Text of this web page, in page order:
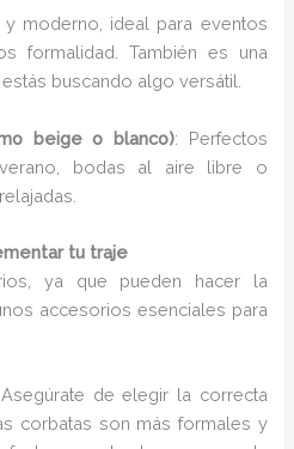
y moderno, ideal para eventos
formalidad. También es una
buscando algo versátil.
beige o blanco): Perfectos
bodas al aire libre o
tu traje
ya que pueden hacer la
accesorios esenciales para
de elegir la correcta
corbatas son más formales y